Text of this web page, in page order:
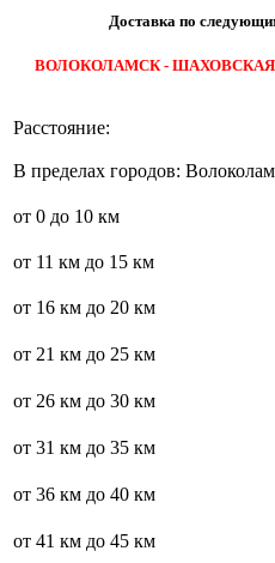
Доставка по
ВОЛОКОЛАМСК -
Расстояние:
В пределах городов:
от 0 до 10 км
от 11 км до 15 км
от 16 км до 20 км
от 21 км до 25 км
от 26 км до 30 км
от 31 км до 35 км
от 36 км до 40 км
от 41 км до 45 км